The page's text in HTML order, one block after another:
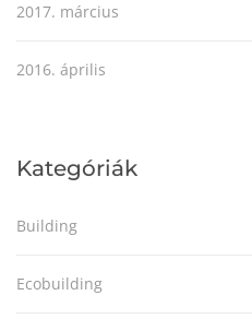
2017. március
2016. április
Kategóriák
Building
Ecobuilding